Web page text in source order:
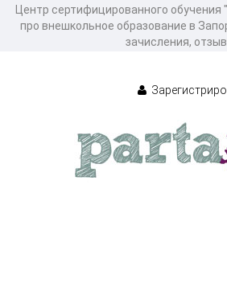
Центр сертифицированного
про внешкольное образование в
зачисления,